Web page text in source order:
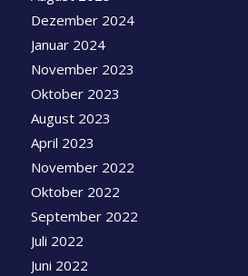
Dezember 2024
Januar 2024
November 2023
Oktober 2023
August 2023
April 2023
November 2022
Oktober 2022
September 2022
Juli 2022
Juni 2022